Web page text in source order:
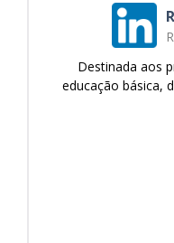
Destinada aos
educação básica,